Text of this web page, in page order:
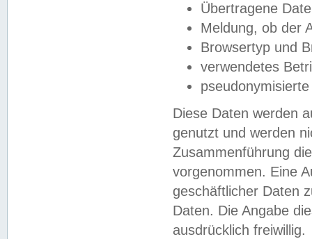
Übertragene
Meldung, ob der
Browsertyp und
verwendetes
Diese Daten werden
genutzt und werden
Zusammenführung
vorgenommen. Eine
geschäftlicher Daten
Daten. Die Angabe
ausdrücklich freiwillig.